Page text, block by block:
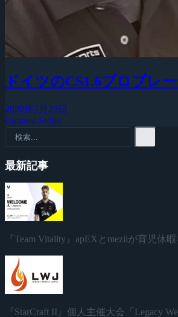
ドイツのCS1.6プロプレ
2020年7月29日
Counter-Strike
最新記事
『Team Vitality』apEXとmeziiが育児休
『StarCraft II』個人主催大会「Legacy